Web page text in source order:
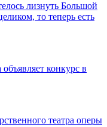
лизнуть Большой
то теперь есть
конкурс в
театра оперы